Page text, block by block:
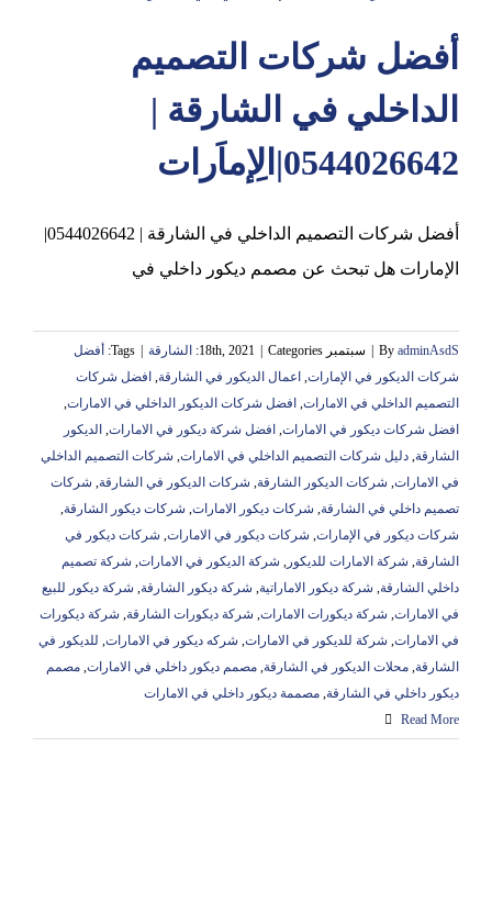
أفضل شركات التصميم
الداخلي في الشارقة |
0544026642|الِإماَرات
أفضل شركات التصميم الداخلي في الشارقة | 0544026642|
الإمارات هل تبحث عن مصمم ديكور داخلي في
By adminAsdS سبتمبر 18th, 2021 Categories: الشارقة Tags:
أفضل
شركات الديكور في الإمارات, اعمال الديكور في الشارقة, افضل شركات
التصميم الداخلي في الامارات, افضل شركات الديكور الداخلي في الامارات,
افضل شركات ديكور في الامارات, افضل شركة ديكور في الامارات, الديكور
الشارقة, دليل شركات التصميم الداخلي في الامارات, شركات التصميم الداخلي
في الامارات, شركات الديكور الشارقة, شركات الديكور في الشارقة, شركات
تصميم داخلي في الشارقة, شركات ديكور الامارات, شركات ديكور الشارقة,
شركات ديكور في الإمارات, شركات ديكور في الامارات, شركات ديكور في
الشارقة, شركة الامارات للديكور , شركة الديكور في الامارات, شركة تصميم
داخلي الشارقة, شركة ديكور الاماراتية, شركة ديكور الشارقة, شركة ديكور للبيع
في الامارات, شركة ديكورات الامارات, شركة ديكورات الشارقة, شركة ديكورات
في الامارات, شركة للديكور في الامارات, شركه ديكور في الامارات, للديكور في
الشارقة, محلات الديكور في الشارقة, مصمم ديكور داخلي في الامارات, مصمم
ديكور داخلي في الشارقة, مصممة ديكور داخلي في الامارات
Read More